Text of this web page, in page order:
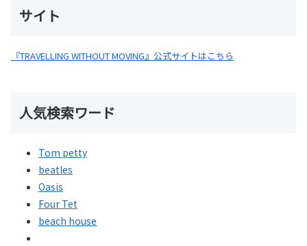
サイト
『TRAVELLING WITHOUT MOVING』公式サイトはこちら
人気検索ワード
Tom petty
beatles
Oasis
Four Tet
beach house